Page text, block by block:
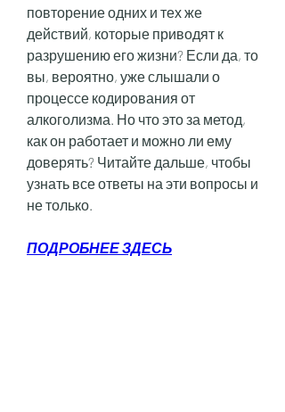
повторение одних и тех же
действий, которые приводят к
разрушению его жизни? Если да, то
вы, вероятно, уже слышали о
процессе кодирования от
алкоголизма. Но что это за метод,
как он работает и можно ли ему
доверять? Читайте дальше, чтобы
узнать все ответы на эти вопросы и
не только.
ПОДРОБНЕЕ ЗДЕСЬ